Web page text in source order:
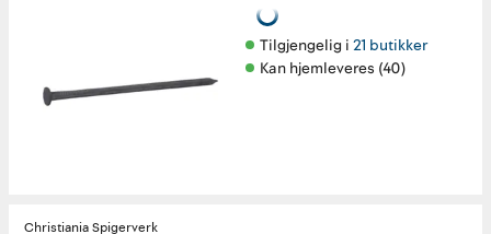
Tilgjengelig i 21 butikker
Kan hjemleveres (40)
Christiania Spigerverk